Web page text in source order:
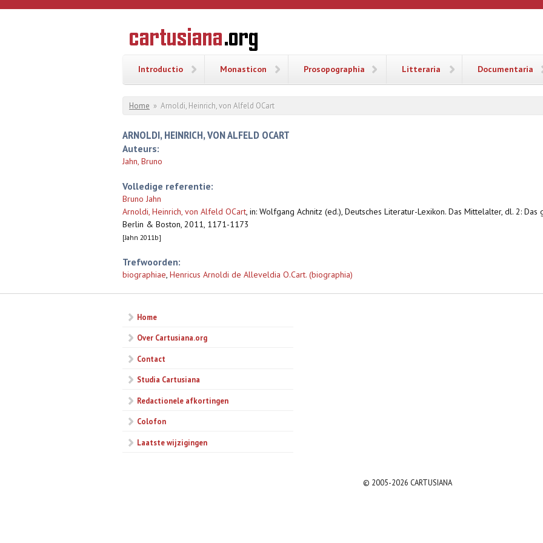
Overslaan en naar de inhoud gaan
CARTUSIANA
Geschiedenis
van de
Introductio Monasticon Prosopographia Litteraria Documentaria
U bent hier
Home » Arnoldi, Heinrich, von Alfeld OCart
ARNOLDI, HEINRICH, VON ALFELD OCART
Auteurs:
Jahn, Bruno
Volledige referentie:
Bruno Jahn
Arnoldi, Heinrich, von Alfeld OCart, in: Wolfgang Achnitz (ed.), Deutsches Literatur-Lexikon. Das Mittelalter, dl. 2:
Berlin & Boston, 2011, 1171-1173
[Jahn 2011b]
Trefwoorden:
biographiae, Henricus Arnoldi de Alleveldia O.Cart. (biographia)
Home
Over Cartusiana.org
Contact
Studia Cartusiana
Redactionele afkortingen
Colofon
Laatste wijzigingen
© 2005-2026 CARTUSIANA